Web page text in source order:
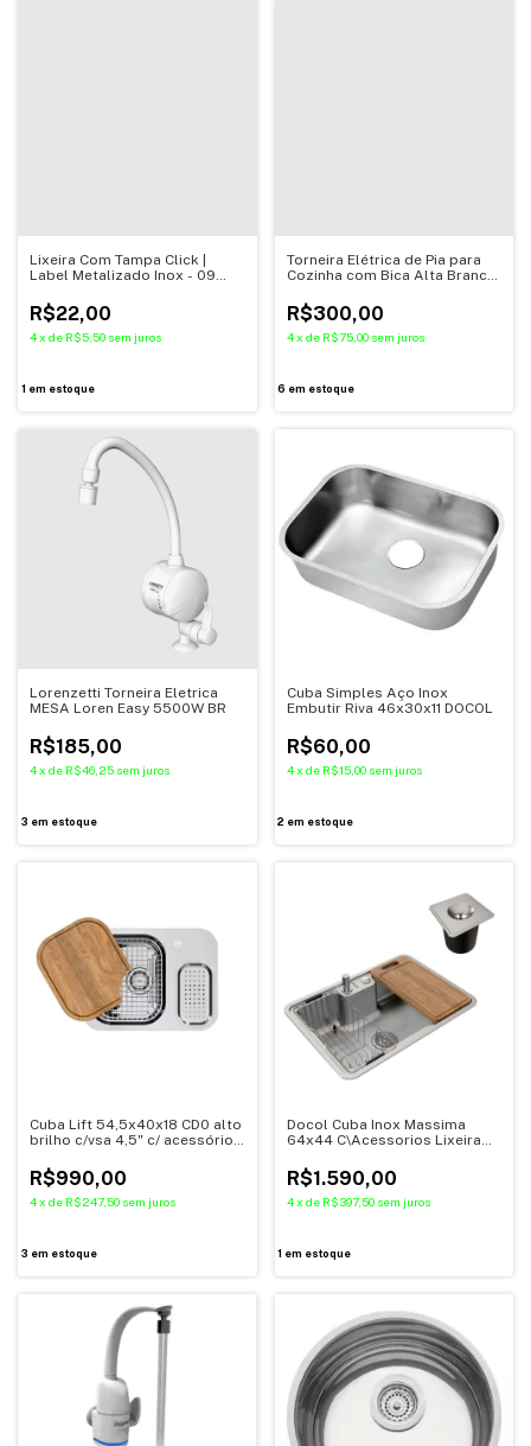
Lixeira Com Tampa Click |
Label Metalizado Inox - 09
R$22,00
4x de R$5,50 sem juros
1 em estoque
Torneira Elétrica de Pia para
Cozinha com Bica Alta Branca
R$300,00
4 x de R$75,00 sem juros
6 em estoque
Lorenzetti Torneira Eletrica
MESA Loren Easy 5500W BR
R$185,00
4x de R$46,25 sem juros
3 em estoque
Cuba Simples Aço Inox
Embutir Riva 46x30x11 DOCOL
R$60,00
4 x de R$15,00 sem juros
2 em estoque
Cuba Lift 54,5x40x18 CD0 alto
brilho c/vsa 4,5" c/ acessórios
R$990,00
4x de R$247,50 sem juros
3 em estoque
Docol Cuba Inox Massima
64x44 C\Acessorios Lixeira
R$1.590,00
4 x de R$397,50 sem juros
1 em estoque